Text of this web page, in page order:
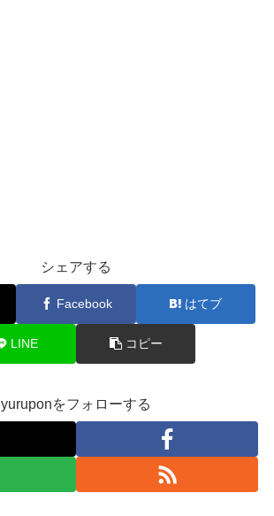
シェアする
Facebook はてブ
LINE コピー
yuruponをフォローする